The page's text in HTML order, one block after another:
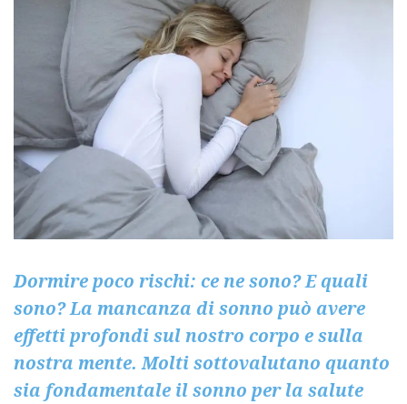
Dormire poco rischi: ce ne sono? E quali
sono? La mancanza di sonno può avere
effetti profondi sul nostro corpo e sulla
nostra mente. Molti sottovalutano quanto
sia fondamentale il sonno per la salute